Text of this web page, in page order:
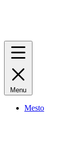
Menu
Mesto